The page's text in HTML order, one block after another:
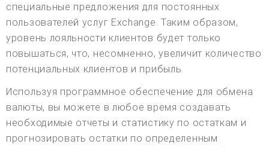
специальные предложения для постоянных
пользователей услуг Exchange. Таким образом,
уровень лояльности клиентов будет только
повышаться, что, несомненно, увеличит количество
потенциальных клиентов и прибыль.
Используя программное обеспечение для обмена
валюты, вы можете в любое время создавать
необходимые отчеты и статистику по остаткам и
прогнозировать остатки по определенным